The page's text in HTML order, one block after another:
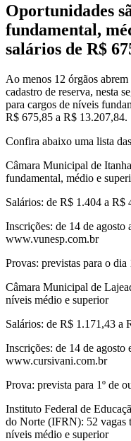
Oportunidades
fundamental,
salários de R$
Ao menos 12 órgãos
cadastro de reserva, nesta
para cargos de níveis
R$ 675,85 a R$ 13.207,84.
Confira abaixo uma lista
Câmara Municipal de
fundamental, médio e
Salários: de R$ 1.404 a R$
Inscrições: de 14 de agosto
www.vunesp.com.br
Provas: previstas para o
Câmara Municipal de
níveis médio e superior
Salários: de R$ 1.171,43 a
Inscrições: de 14 de agosto
www.cursivani.com.br
Prova: prevista para 1º de
Instituto Federal de
do Norte (IFRN): 52 vagas
níveis médio e superior